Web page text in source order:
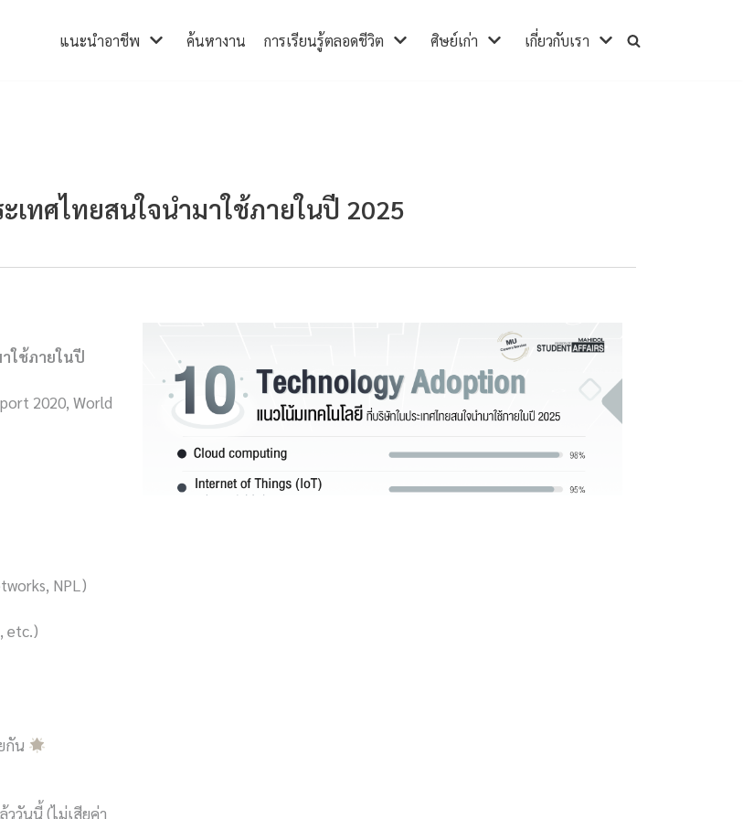
แนะนำอาชีพ ค้นหางาน การเรียนรู้ตลอดชีวิต ศิษย์เก่า เกี่ยวกับเรา
เทศไทยสนใจนำมาใช้ภายในปี 2025
ใช้ภายในปี
2020, World
NPL)
etc.)
กัน
วันนี้ (ไม่เสียค่า